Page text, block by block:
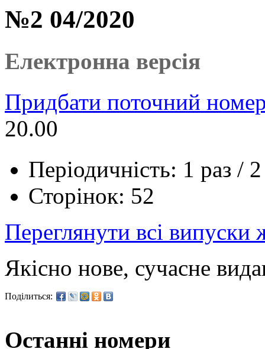
№2 04/2020
Електронна версія
Придбати поточний
20.00
Періодичність: 1 раз /
Сторінок: 52
Переглянути всі випуски
Якісно нове, сучасне
Поділиться:
Останні номери